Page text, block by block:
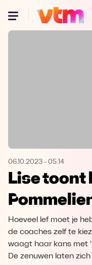
Oeps,
Microsoft
Opera
06.10.2023 - 05:14
Lise toont
Hoeveel lef moet je
de coaches zelf te
waagt haar kans met
De zenuwen laten